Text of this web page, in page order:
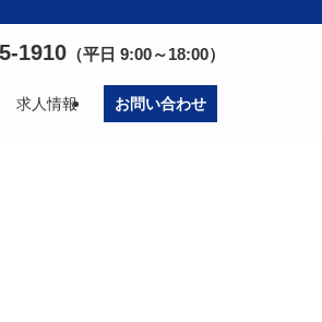
求人情報 お問い合わせ
1910 （平日 9:00～18:00）